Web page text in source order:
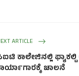
ARTICLE
ಕಾಲೇಜಿನಲ್ಲಿ
ಚಾಲನೆ